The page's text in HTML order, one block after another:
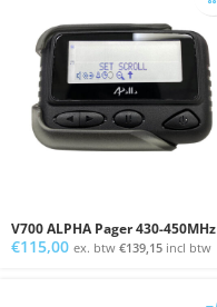
V700 ALPHA Pager 430-450MHz
€115,00 ex. btw €139,15 incl btw